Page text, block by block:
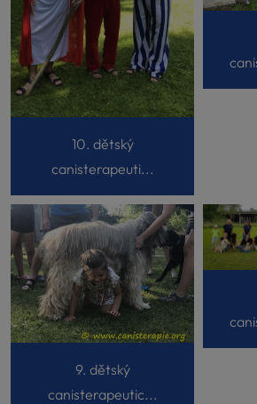
10. dětský
canisterapeuti...
9. dětský
canisterapeutic...